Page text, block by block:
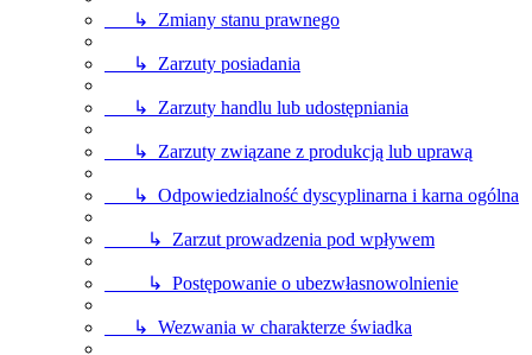
↳ Zmiany stanu prawnego
↳ Zarzuty posiadania
↳ Zarzuty handlu lub udostępniania
↳ Zarzuty związane z produkcją lub uprawą
↳ Odpowiedzialność dyscyplinarna i karna ogólna
↳ Zarzut prowadzenia pod wpływem
↳ Postępowanie o ubezwłasnowolnienie
↳ Wezwania w charakterze świadka